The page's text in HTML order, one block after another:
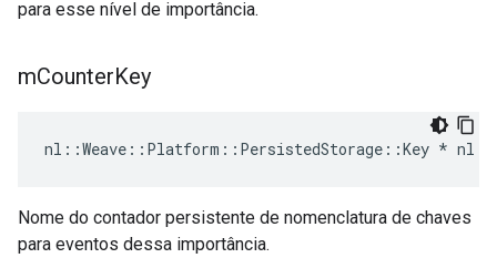
para esse nível de importância.
mCounterKey
nl::Weave::Platform::PersistedStorage::Key *
Nome do contador persistente de nomenclatura de chaves
para eventos dessa importância.